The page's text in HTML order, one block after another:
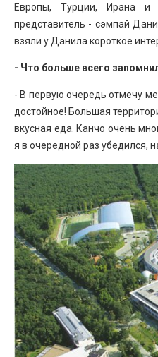
Европы, Турции, Ирана и
представитель - сэмпай
взяли у Данила короткое
- Что больше всего
- В первую очередь отмечу
достойное! Большая
вкусная еда. Канчо очень
я в очередной раз убедился,